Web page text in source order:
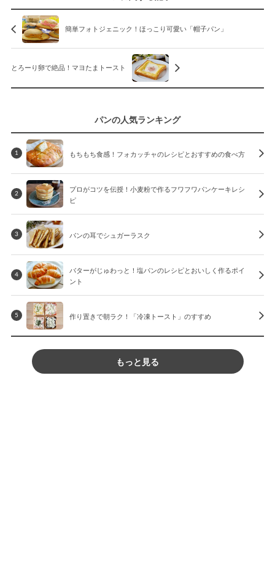
簡単フォトジェニック！ほっこり可愛い「帽子パン」
とろーり卵で絶品！マヨたまトースト
パンの人気ランキング
1 もちもち食感！フォカッチャのレシピとおすすめの食べ方
2
プロがコツを伝授！小麦粉で作るフワフワパンケーキレシ
ピ
3 パンの耳でシュガーラスク
4
バターがじゅわっと！塩パンのレシピとおいしく作るポイ
ント
5 作り置きで朝ラク！「冷凍トースト」のすすめ
もっと見る